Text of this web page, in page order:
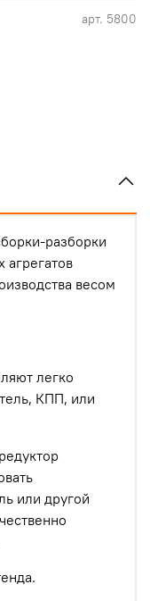
арт. 5800
разборки
агрегатов
весом
легко
КПП, или
или другой